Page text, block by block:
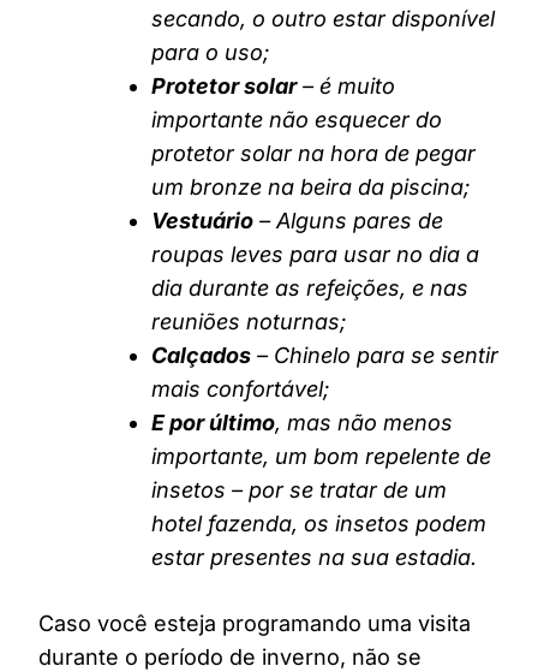
secando, o outro estar disponível
para o uso;
Protetor solar– é muito
importante não esquecer do
protetor solar na hora de pegar
um bronze na beira da piscina;
Vestuário – Alguns pares de
roupas leves para usar no dia a
dia durante as refeições, e nas
reuniões noturnas;
Calçados – Chinelo para se sentir
mais confortável;
E por último, mas não menos
importante, um bom repelente de
insetos – por se tratar de um
hotel fazenda, os insetos podem
estar presentes na sua estadia.
Caso você esteja programando uma visita
durante o período de inverno, não se